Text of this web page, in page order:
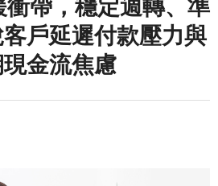
帶，穩定週轉、準
戶延遲付款壓力與
金流焦慮